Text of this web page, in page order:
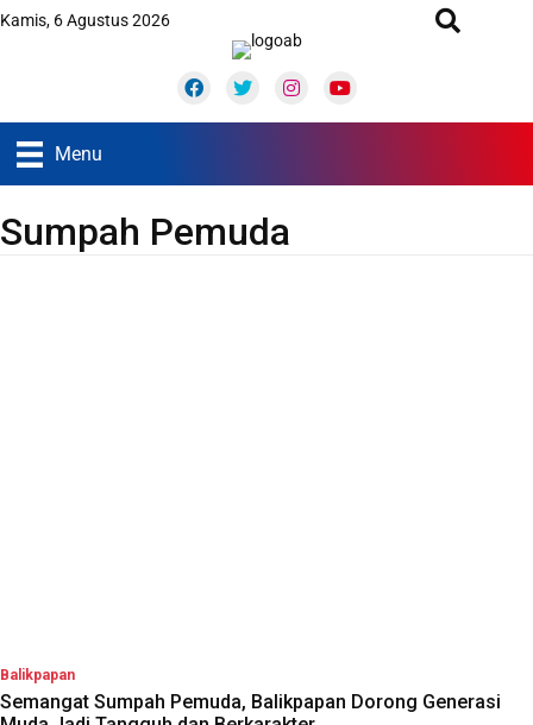
Kamis, 6 Agustus 2026
FacebookTwitter InstagramYoutube
Menu
Sumpah Pemuda
Balikpapan
Semangat Sumpah Pemuda, Balikpapan Dorong Generasi